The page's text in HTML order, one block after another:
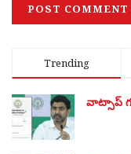
Trending
వాట్సాప్